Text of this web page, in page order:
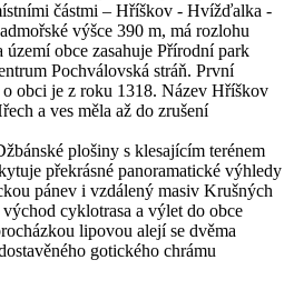
částmi – Hříškov - Hvížďalka -
výšce 390 m, má rozlohu
obce zasahuje Přírodní park
Pochválovská stráň. První
obci je z roku 1318. Název Hříškov
a ves měla až do zrušení
plošiny s klesajícím terénem
překrásné panoramatické výhledy
pánev i vzdálený masiv Krušných
cyklotrasa a výlet do obce
lipovou alejí se dvěma
gotického chrámu